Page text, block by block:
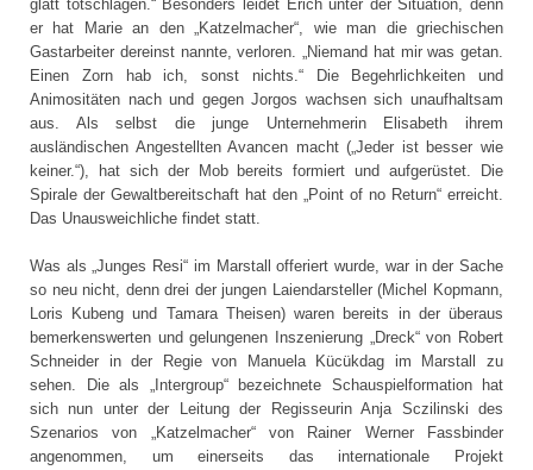
glatt totschlagen.“ Besonders leidet Erich unter der Situation, denn
er hat Marie an den „Katzelmacher“, wie man die griechischen
Gastarbeiter dereinst nannte, verloren. „Niemand hat mir was getan.
Einen Zorn hab ich, sonst nichts.“ Die Begehrlichkeiten und
Animositäten nach und gegen Jorgos wachsen sich unaufhaltsam
aus. Als selbst die junge Unternehmerin Elisabeth ihrem
ausländischen Angestellten Avancen macht („Jeder ist besser wie
keiner.“), hat sich der Mob bereits formiert und aufgerüstet. Die
Spirale der Gewaltbereitschaft hat den „Point of no Return“ erreicht.
Das Unausweichliche findet statt.
Was als „Junges Resi“ im Marstall offeriert wurde, war in der Sache
so neu nicht, denn drei der jungen Laiendarsteller (Michel Kopmann,
Loris Kubeng und Tamara Theisen) waren bereits in der überaus
bemerkenswerten und gelungenen Inszenierung „Dreck“ von Robert
Schneider in der Regie von Manuela Kücükdag im Marstall zu
sehen. Die als „Intergroup“ bezeichnete Schauspielformation hat
sich nun unter der Leitung der Regisseurin Anja Sczilinski des
Szenarios von „Katzelmacher“ von Rainer Werner Fassbinder
angenommen, um einerseits das internationale Projekt